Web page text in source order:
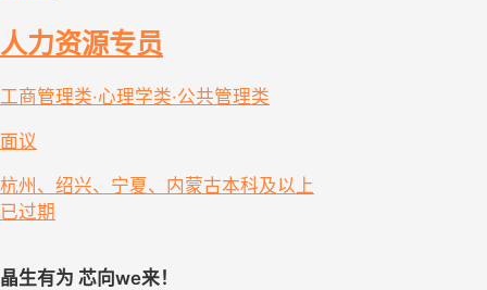
人力资源专员
工商管理类·心理学类·公共管理类
面议
杭州、绍兴、宁夏、内蒙古本科及以上
已过期
晶生有为 芯向we来！